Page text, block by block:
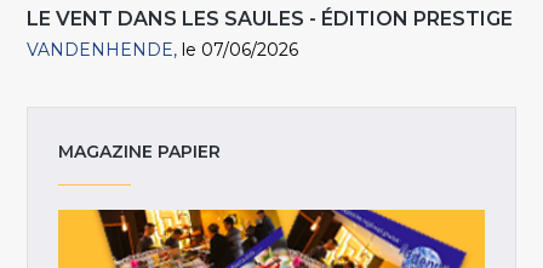
LE VENT DANS LES SAULES - ÉDITION PRESTIGE
VANDENHENDE le 07/06/2026
MAGAZINE PAPIER